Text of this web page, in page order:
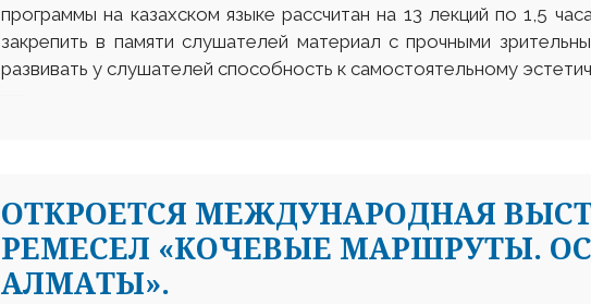
программы на казахском языке рассчитан на 13 лекций по 1,5
закрепить в памяти слушателей материал с прочными
развивать у слушателей способность к самостоятельному
ОТКРОЕТСЯ МЕЖДУНАРОДНАЯ
РЕМЕСЕЛ «КОЧЕВЫЕ МАРШРУТЫ.
АЛМАТЫ».